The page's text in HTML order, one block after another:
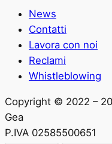
News
Contatti
Lavora con noi
Reclami
Whistleblowing
Copyright © 2022 –
Gea
P.IVA 02585500651